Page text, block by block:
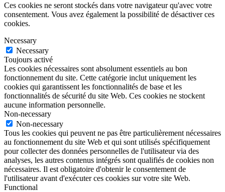
Ces cookies ne seront stockés dans votre navigateur qu'avec votre
consentement. Vous avez également la possibilité de désactiver ces
cookies.
Necessary
Necessary
Toujours activé
Les cookies nécessaires sont absolument essentiels au bon
fonctionnement du site. Cette catégorie inclut uniquement les
cookies qui garantissent les fonctionnalités de base et les
fonctionnalités de sécurité du site Web. Ces cookies ne stockent
aucune information personnelle.
Non-necessary
Non-necessary
Tous les cookies qui peuvent ne pas être particulièrement nécessaires
au fonctionnement du site Web et qui sont utilisés spécifiquement
pour collecter des données personnelles de l'utilisateur via des
analyses, les autres contenus intégrés sont qualifiés de cookies non
nécessaires. Il est obligatoire d'obtenir le consentement de
l'utilisateur avant d'exécuter ces cookies sur votre site Web.
Functional